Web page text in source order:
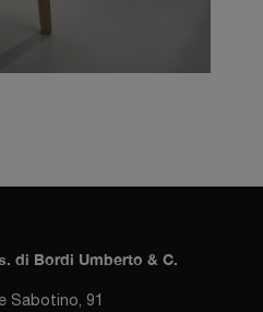
di Bordi Umberto & C.
Sabotino, 91